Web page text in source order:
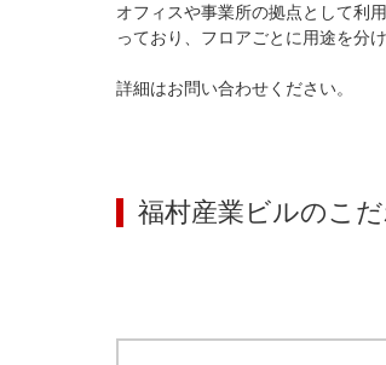
オフィスや事業所の拠点として利
っており、フロアごとに用途を分
詳細はお問い合わせください。
福村産業ビルのこだ